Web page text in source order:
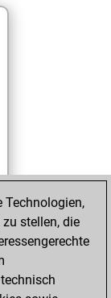
Technologien,
stellen, die